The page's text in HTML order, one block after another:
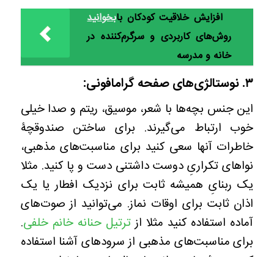
بخوانیدافزایش خلاقیت کودکان با
روش‌های کاربردی و سرگرم‌کننده در
خانه و مدرسه
۳. نوستالژی‌های صفحه گرامافونی:
این جنس بچه‌ها با شعر، موسیق، ریتم و صدا خیلی
خوب ارتباط می‌گیرند. برای ساختن صندوقچۀ
خاطرات آنها سعی کنید برای مناسبت‌های مذهبی،
نواهای تکراریِ دوست داشتنی دست و پا کنید. مثلا
یک ربنایِ همیشه ثابت برای نزدیک افطار یا یک
اذان ثابت برای اوقات نماز. می‌توانید از صوت‌های
آماده استفاده کنید مثلا ازترتیل حنانه خانم خلفی.
برای مناسبت‌های مذهبی از سرودهای آشنا استفاده